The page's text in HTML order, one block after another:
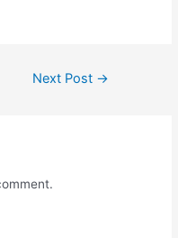
Next Post →